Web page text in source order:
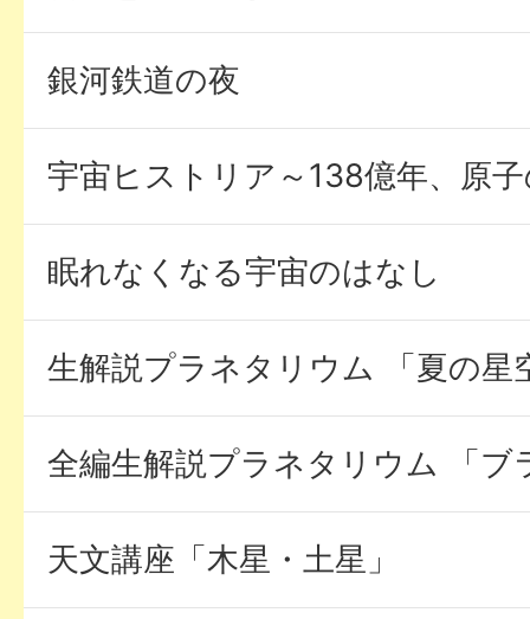
銀河鉄道の夜
宇宙ヒストリア～138億年、原
眠れなくなる宇宙のはなし
生解説プラネタリウム 「夏の星
全編生解説プラネタリウム 「ブ
天文講座「木星・土星」